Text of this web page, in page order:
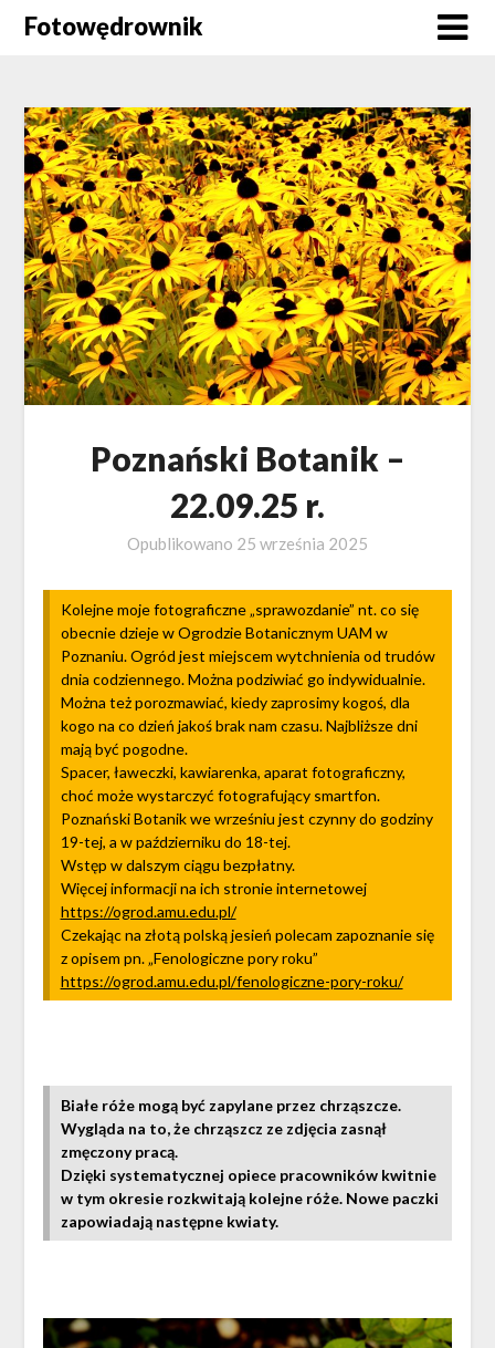
SkipFotowędrownik
Poznański Botanik –
22.09.25 r.
Opublikowano 25 września 2025
Kolejne moje fotograficzne „sprawozdanie” nt. co się
obecnie dzieje w Ogrodzie Botanicznym UAM w
Poznaniu. Ogród jest miejscem wytchnienia od trudów
dnia codziennego. Można podziwiać go indywidualnie.
Można też porozmawiać, kiedy zaprosimy kogoś, dla
kogo na co dzień jakoś brak nam czasu. Najbliższe dni
mają być pogodne.
Spacer, ławeczki, kawiarenka, aparat fotograficzny,
choć może wystarczyć fotografujący smartfon.
Poznański Botanik we wrześniu jest czynny do godziny
19-tej, a w październiku do 18-tej.
Wstęp w dalszym ciągu bezpłatny.
Więcej informacji na ich stronie internetowej
https://ogrod.amu.edu.pl/
Czekając na złotą polską jesień polecam zapoznanie się
z opisem pn. „Fenologiczne pory roku”
https://ogrod.amu.edu.pl/fenologiczne-pory-roku/
Białe róże mogą być zapylane przez chrząszcze.
Wygląda na to, że chrząszcz ze zdjęcia zasnął
zmęczony pracą.
Dzięki systematycznej opiece pracowników kwitnie
w tym okresie rozkwitają kolejne róże. Nowe paczki
zapowiadają następne kwiaty.